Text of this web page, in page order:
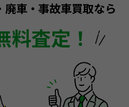
廃車・事故車買取なら
料査定！